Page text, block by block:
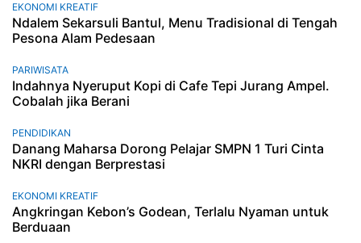
EKONOMI KREATIF
Ndalem Sekarsuli Bantul, Menu Tradisional di Tengah
Pesona Alam Pedesaan
PARIWISATA
Indahnya Nyeruput Kopi di Cafe Tepi Jurang Ampel.
Cobalah jika Berani
PENDIDIKAN
Danang Maharsa Dorong Pelajar SMPN 1 Turi Cinta
NKRI dengan Berprestasi
EKONOMI KREATIF
Angkringan Kebon’s Godean, Terlalu Nyaman untuk
Berduaan